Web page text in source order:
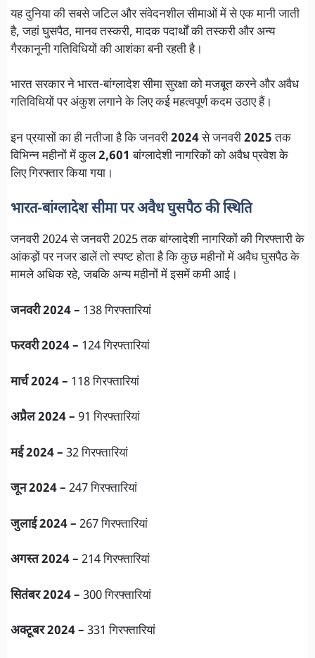
यह दुनिया की सबसे जटिल और संवेदनशील सीमाओं में से एक मानी जाती
है, जहां घुसपैठ, मानव तस्करी, मादक पदार्थों की तस्करी और अन्य
गैरकानूनी गतिविधियों की आशंका बनी रहती है।
भारत सरकार ने भारत-बांग्लादेश सीमा सुरक्षा को मजबूत करने और अवैध
गतिविधियों पर अंकुश लगाने के लिए कई महत्वपूर्ण कदम उठाए हैं।
इन प्रयासों का ही नतीजा है कि जनवरी2024से जनवरी2025तक
विभिन्न महीनों में कुल2,601 बांग्लादेशी नागरिकों को अवैध प्रवेश के
लिए गिरफ्तार किया गया।
भारत-बांग्लादेश सीमा पर अवैध घुसपैठ की स्थिति
जनवरी 2024 से जनवरी 2025 तक बांग्लादेशी नागरिकों की गिरफ्तारी के
आंकड़ों पर नजर डालें तो स्पष्ट होता है कि कुछ महीनों में अवैध घुसपैठ के
मामले अधिक रहे, जबकि अन्य महीनों में इसमें कमी आई।
जनवरी 2024 – 138 गिरफ्तारियां
फरवरी 2024 – 124 गिरफ्तारियां
मार्च 2024 – 118 गिरफ्तारियां
अप्रैल 2024 – 91 गिरफ्तारियां
मई 2024 – 32 गिरफ्तारियां
जून 2024 – 247 गिरफ्तारियां
जुलाई 2024 – 267 गिरफ्तारियां
अगस्त 2024 – 214 गिरफ्तारियां
सितंबर 2024 – 300 गिरफ्तारियां
अक्टूबर 2024 – 331 गिरफ्तारियां